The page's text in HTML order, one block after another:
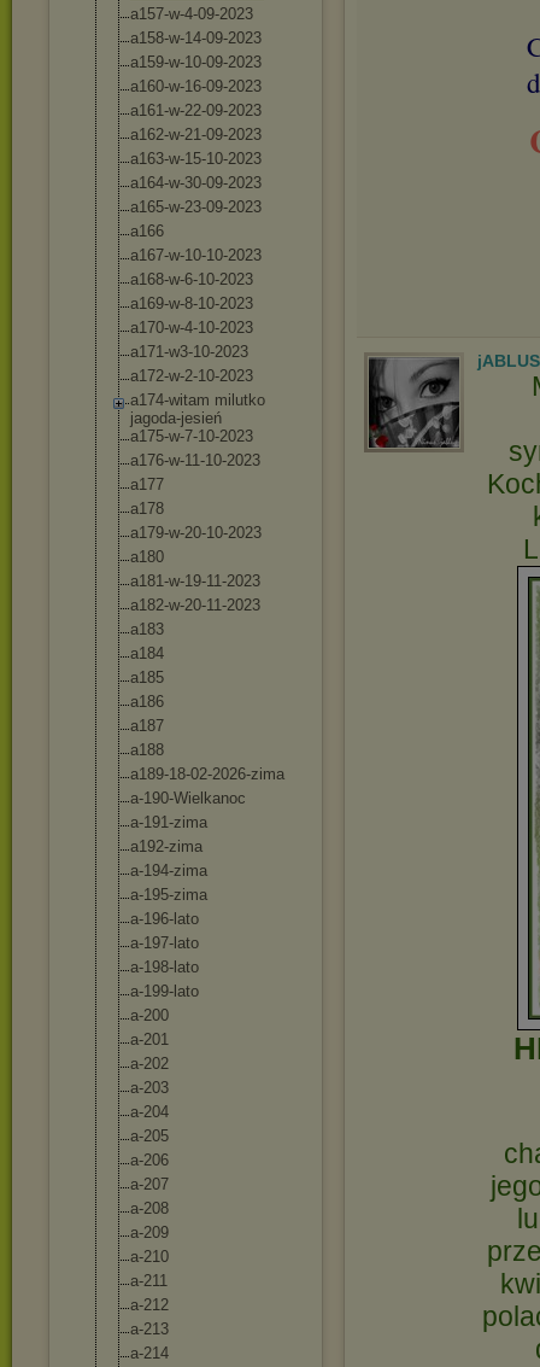
a157-w-4-09-2023
a158-w-14-09-2023
a159-w-10-09-2023
a160-w-16-09-2023
a161-w-22-09-2023
a162-w-21-09-2023
a163-w-15-10-2023
a164-w-30-09-2023
a165-w-23-09-2023
a166
a167-w-10-10-2023
a168-w-6-10-2023
a169-w-8-10-2023
a170-w-4-10-2023
a171-w3-10-2023
a172-w-2-10-2023
a174-witam milutko
jagoda-jesień
a175-w-7-10-2023
a176-w-11-10-2023
a177
a178
a179-w-20-10-2023
a180
a181-w-19-11-2023
a182-w-20-11-2023
a183
a184
a185
a186
a187
a188
a189-18-02-2026-zima
a-190-Wielkanoc
a-191-zima
a192-zima
a-194-zima
a-195-zima
a-196-lato
a-197-lato
a-198-lato
a-199-lato
a-200
a-201
a-202
a-203
a-204
a-205
a-206
a-207
a-208
a-209
a-210
a-211
a-212
a-213
a-214